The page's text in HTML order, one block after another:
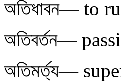
অতিধাবন— to
অতিবর্তন—
অতিমর্ত্য—